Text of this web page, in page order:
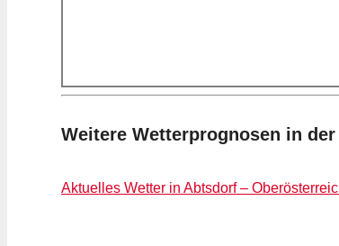
Weitere Wetterprognosen in
Aktuelles Wetter in Abtsdorf –